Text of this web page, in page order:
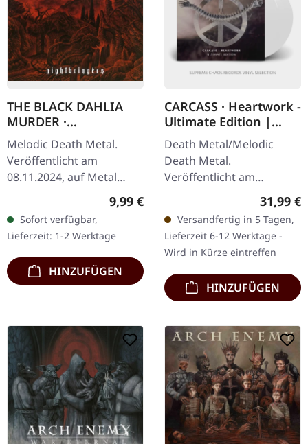
THE BLACK DAHLIA
MURDER ·
Nightbringers | CD
Melodic Death Metal.
Veröffentlicht am
08.11.2024, auf Metal
Blade Records. CD im
"Nightbringers," das
achte Studioalbum von
The Black…
Regulärer Preis:
9,99 €
Sofort verfügbar,
Lieferzeit: 1-2 Werktage
HINZUFÜGEN
CARCASS · Heartwork -
Ultimate Edition |
WHITE 2LP
Death Metal/Melodic
Death Metal.
Veröffentlicht am
21.11.2025, auf Earache
Records. Weißes Doppel-
Vinyl im Gatefold Cover.
Plastic Head exklusive…
31,99 €
Versandfertig in 5 Tagen,
Lieferzeit 6-12 Werktage -
Wird in Kürze eintreffen
HINZUFÜGEN